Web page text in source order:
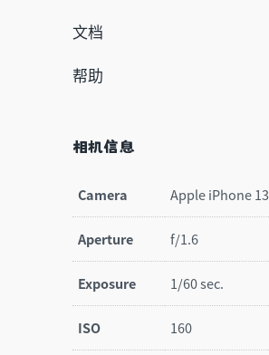
文档
帮助
相机信息
Camera Apple iPhone 13
Aperture f/1.6
Exposure 1/60 sec.
ISO 160